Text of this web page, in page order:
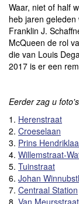
Waar, niet of half
heb jaren geleden
Franklin J.
McQueen de rol
die van Louis
2017 is er een
Eerder zag u
1. Herenstraat
2. Croeselaan
3. Prins
4. Willemstraat-
5. Tuinstraat
6. Johan
7. Centraal Station